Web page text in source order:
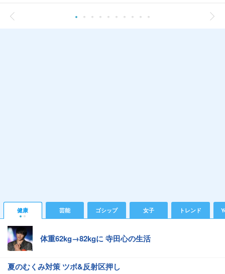
健康 芸能 ゴシップ 女子 トレンド
体重62kg→82kgに 寺田心の生活
夏のむくみ対策 ツボ&反射区押し